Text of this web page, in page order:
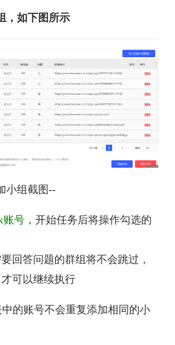
，如下图所示
小组截图--
账号 ，开始任务后将操作勾选的
回答问题的群组将不会跳过，
可以继续执行
的账号不会重复添加相同的小